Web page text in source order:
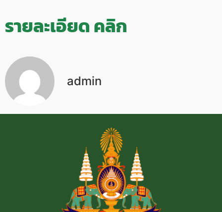
รายละเอียด คลิก
admin